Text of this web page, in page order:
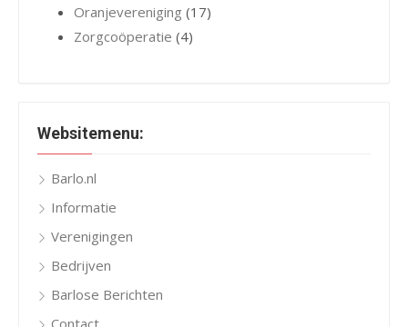
Oranjevereniging (17)
Zorgcoöperatie (4)
Websitemenu:
Barlo.nl
Informatie
Verenigingen
Bedrijven
Barlose Berichten